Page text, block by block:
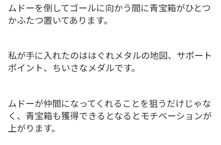
ムドーを倒してゴールに向かう間に青宝箱がひとつ
かふたつ置いてあります。
私が手に入れたのははぐれメタルの地図、サポート
ポイント、ちいさなメダルです。
ムドーが仲間になってくれることを狙うだけじゃな
く、青宝箱も獲得できるとなるとモチベーションが
上がります。